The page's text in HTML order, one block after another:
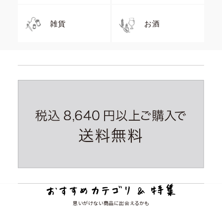
雑貨 お酒
思いがけない商品に出会えるかも